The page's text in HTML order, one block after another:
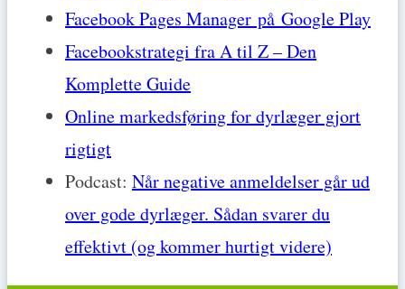
Facebook Pages Manager på Google Play
Facebookstrategi fra A til Z – Den
Komplette Guide
Online markedsføring for dyrlæger gjort
rigtigt
Podcast: Når negative anmeldelser går ud
over gode dyrlæger. Sådan svarer du
effektivt (og kommer hurtigt videre)